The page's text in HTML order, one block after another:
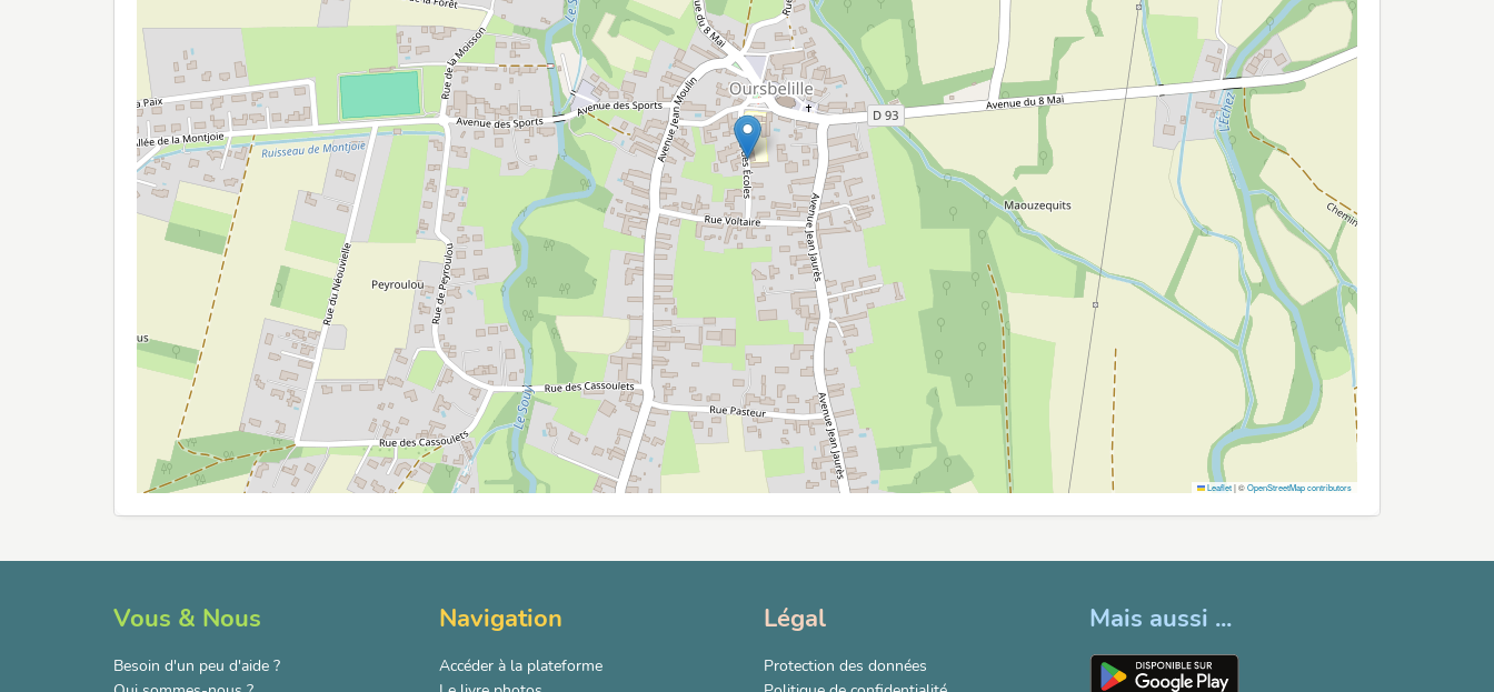
Leaflet|©OpenStreetMap contributors
Vous & Nous
Besoin d'un peu d'aide ?
Navigation
Accéder à la plateforme
Légal
Protection des données
Mais aussi ...